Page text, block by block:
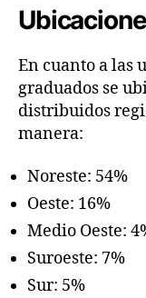
En cuanto a las
graduados se
distribuidos
manera:
Noreste: 54%
Oeste: 16%
Medio Oeste:
Suroeste: 7%
Sur: 5%